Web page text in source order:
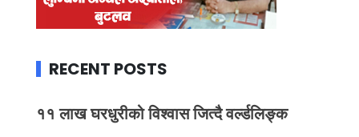
RECENT POSTS
११ लाख घरधुरीको विश्वास जित्दै वर्ल्डलिङ्क